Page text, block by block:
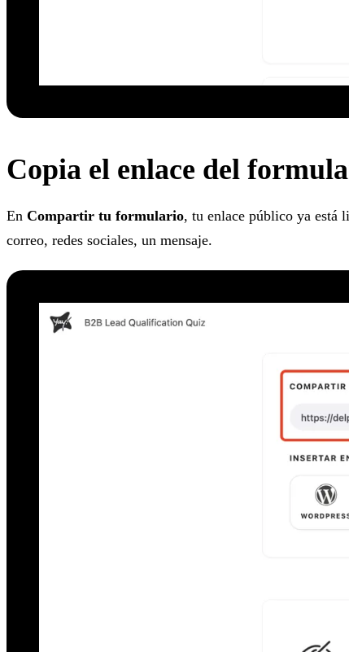
Copia el enlace del
En Compartir tu formulario, tu enlace público ya está
correo, redes sociales, un mensaje.